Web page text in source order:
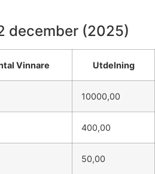
december (2025)
Vinnare Utdelning
10000,00
400,00
50,00